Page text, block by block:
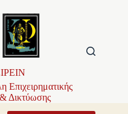
Επιχειρηματικής
Δικτύωσης